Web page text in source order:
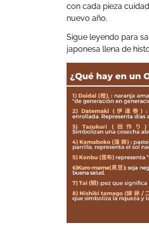
con cada pieza
nuevo año.
Sigue leyendo para
japonesa llena de